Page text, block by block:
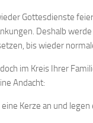
Gottesdienste
Deshalb werde
bis wieder
im Kreis Ihrer
Andacht:
Kerze an und legen